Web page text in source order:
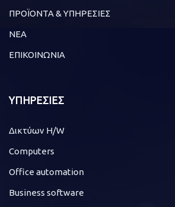
ΠΡΟΪΟΝΤΑ & ΥΠΗΡΕΣΙΕΣ
ΝΕΑ
ΕΠΙΚΟΙΝΩΝΙΑ
ΥΠΗΡΕΣΙΕΣ
Δικτύων H/W
Computers
Office automation
Business software